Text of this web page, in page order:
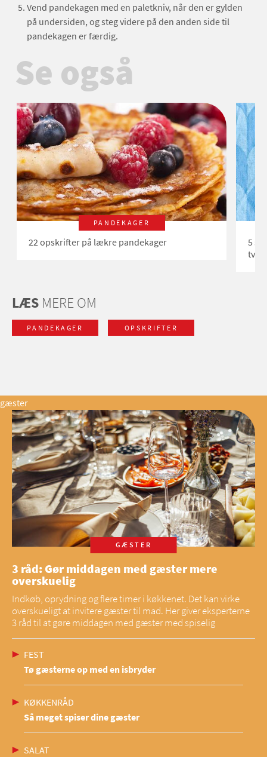
Vend pandekagen med en paletkniv, når den er gylden
på undersiden, og steg videre på den anden side til
pandekagen er færdig.
Se også
PANDEKAGER
22 opskrifter på lækre pandekager
5
tvist
LÆS MERE OM
PANDEKAGER OPSKRIFTER
gæster
GÆSTER
3 råd: Gør middagen med gæster mere
overskuelig
Indkøb, oprydning og flere timer i køkkenet. Det kan virke
overskueligt at invitere gæster til mad. Her giver eksperterne
3 råd til at gøre middagen med gæster med spiselig
FEST
Tø gæsterne op med en isbryder
KØKKENRÅD
Så meget spiser dine gæster
SALAT